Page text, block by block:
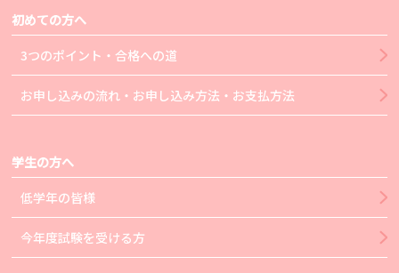
初めての方へ
3つのポイント・合格への道
お申し込みの流れ・お申し込み方法・お支払方法
学生の方へ
低学年の皆様
今年度試験を受ける方